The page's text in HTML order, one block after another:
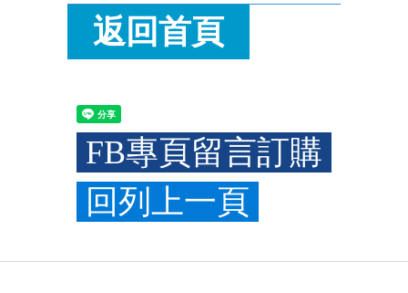
返回首頁
FB專頁留言訂購
回列上一頁